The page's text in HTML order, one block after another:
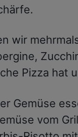
wir
Pizza hat
Gemüse
vom